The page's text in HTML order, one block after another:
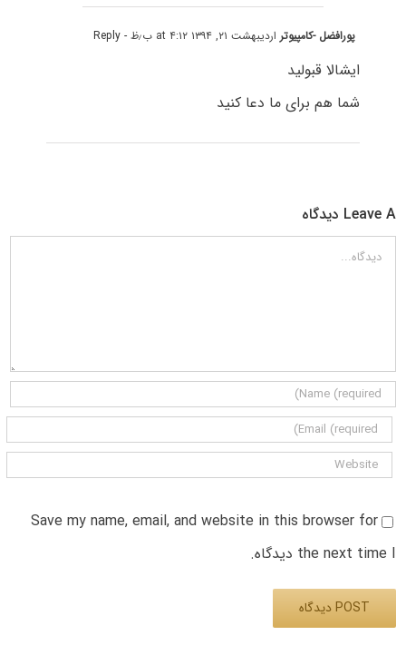
پورافضل -کامپیوتراردیبهشت ۲۱, ۱۳۹۴ at ۴:۱۲ ب٫ظ - Reply
ایشالا قبولید
شما هم برای ما دعا کنید
Leave A دیدگاه
دیدگاه
Save my name, email, and website in this browser for
the next time I دیدگاه.